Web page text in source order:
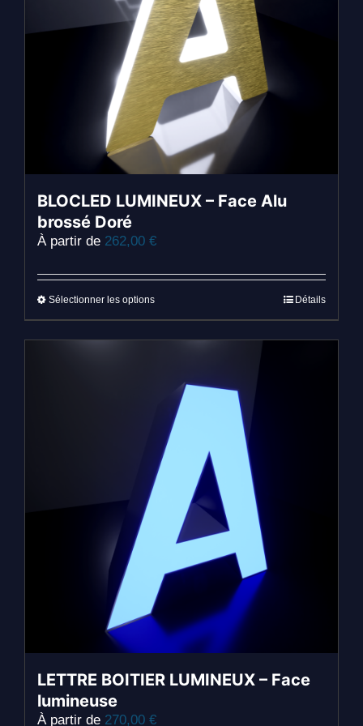
BLOCLED LUMINEUX – Face Alu
brossé Doré
À partir de 262,00 €
Sélectionner les optionsCe
produit
options
peuvent
être
choisies
sur
produit
Détails
LETTRE BOITIER LUMINEUX – Face
lumineuse
À partir de 270,00 €